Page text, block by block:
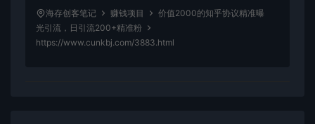
海存创客笔记 赚钱项目
价值2000的知乎协议精准曝
光引流，日引流200+精准粉
https://www.cunkbj.com/3883.html